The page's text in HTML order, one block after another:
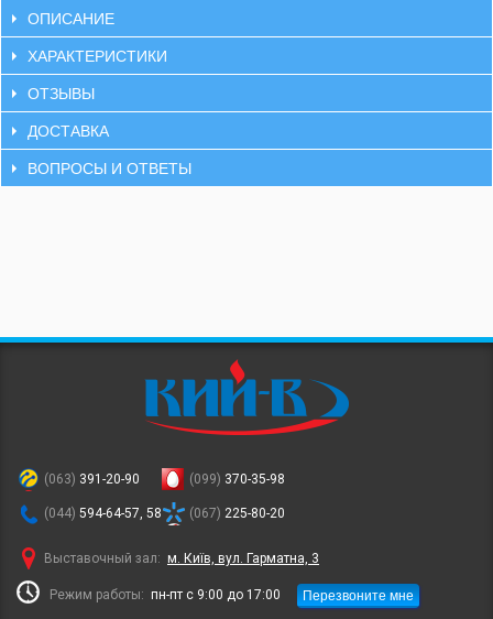
ОПИСАНИЕ
ХАРАКТЕРИСТИКИ
ОТЗЫВЫ
ДОСТАВКА
ВОПРОСЫ И ОТВЕТЫ
(063) 391-20-90
(044) 594-64-57, 58
(099) 370-35-98
(067) 225-80-20
Выставочный зал: м. Київ, вул. Гарматна, 3
Режим работы: пн-пт с 9:00 до 17:00 Перезвоните мне